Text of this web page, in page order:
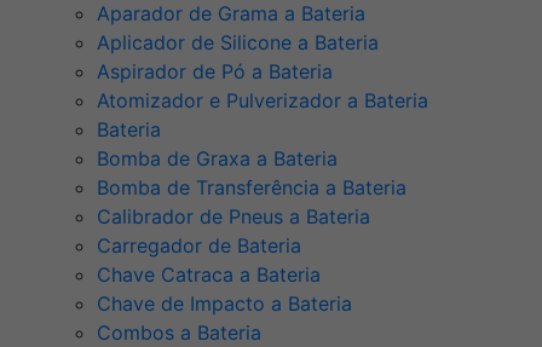
Aparador de Grama a Bateria
Aplicador de Silicone a Bateria
Aspirador de Pó a Bateria
Atomizador e Pulverizador a Bateria
Bateria
Bomba de Graxa a Bateria
Bomba de Transferência a Bateria
Calibrador de Pneus a Bateria
Carregador de Bateria
Chave Catraca a Bateria
Chave de Impacto a Bateria
Combos a Bateria